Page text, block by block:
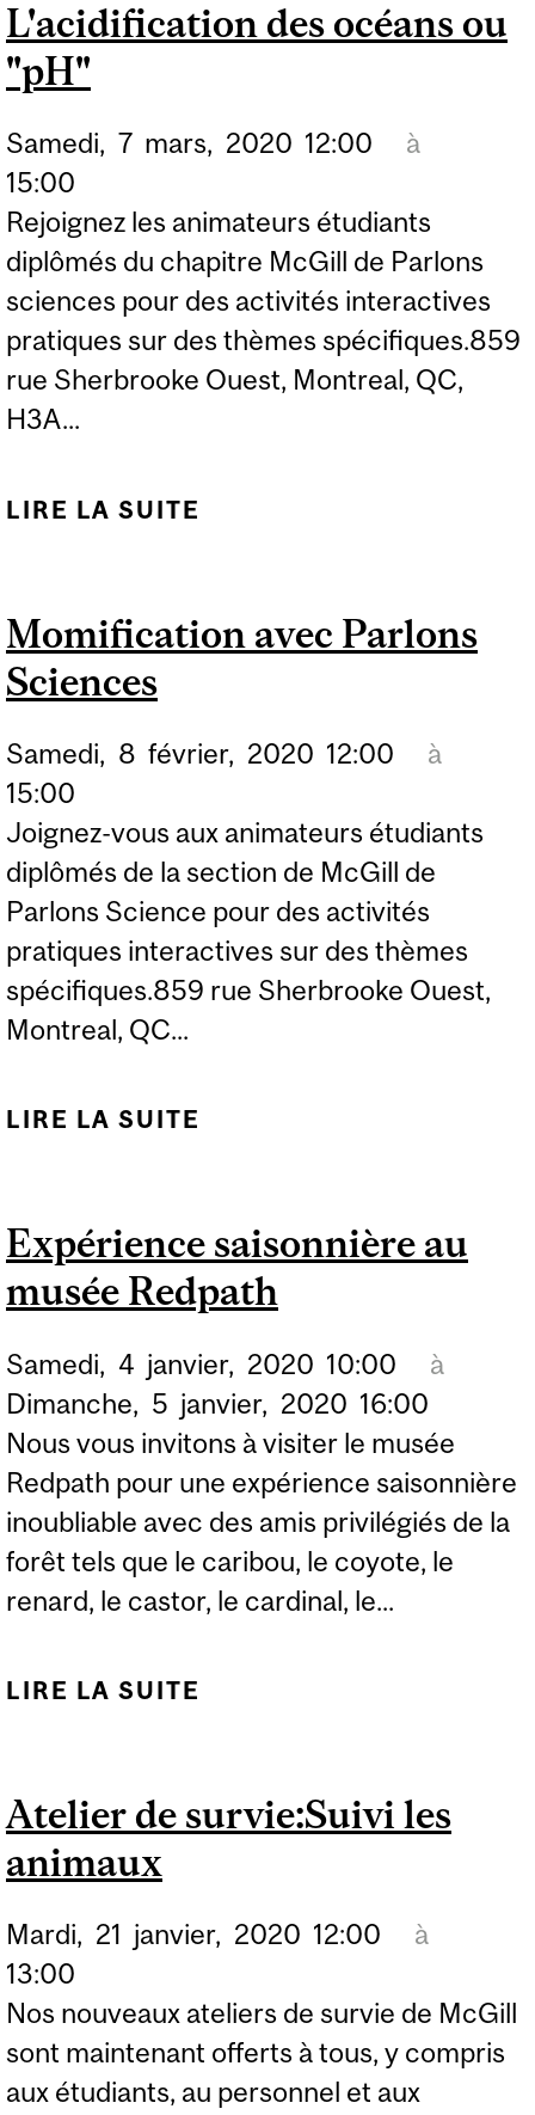
ENVIRONNEMENTALE
L'acidification des océans ou
"pH"
Samedi, 7 mars, 2020 12:00
à
15:00
Rejoignez les animateurs étudiants
diplômés du chapitre McGill de Parlons
sciences pour des activités interactives
pratiques sur des thèmes spécifiques.859
rue Sherbrooke Ouest, Montreal, QC,
H3A...
LIRE LA SUITE
OCÉANS OU "PH"
Momification avec Parlons
Sciences
Samedi, 8 février, 2020 12:00
à
15:00
Joignez-vous aux animateurs étudiants
diplômés de la section de McGill de
Parlons Science pour des activités
pratiques interactives sur des thèmes
spécifiques.859 rue Sherbrooke Ouest,
Montreal, QC...
LIRE LA SUITE
Expérience saisonnière au
musée Redpath
Samedi, 4 janvier, 2020 10:00
à
Dimanche, 5 janvier, 2020 16:00
Nous vous invitons à visiter le musée
Redpath pour une expérience saisonnière
inoubliable avec des amis privilégiés de la
forêt tels que le caribou, le coyote, le
renard, le castor, le cardinal, le...
LIRE LA SUITE
Atelier de survie:Suivi les
animaux
Mardi, 21 janvier, 2020 12:00
à
13:00
Nos nouveaux ateliers de survie de McGill
sont maintenant offerts à tous, y compris
aux étudiants, au personnel et aux